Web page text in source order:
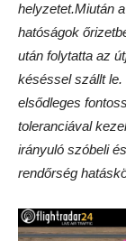
helyzetet.Miután
hatóságok
után folytatta az
késéssel szállt
elsődleges
toleranciával
irányuló szóbeli
rendőrség